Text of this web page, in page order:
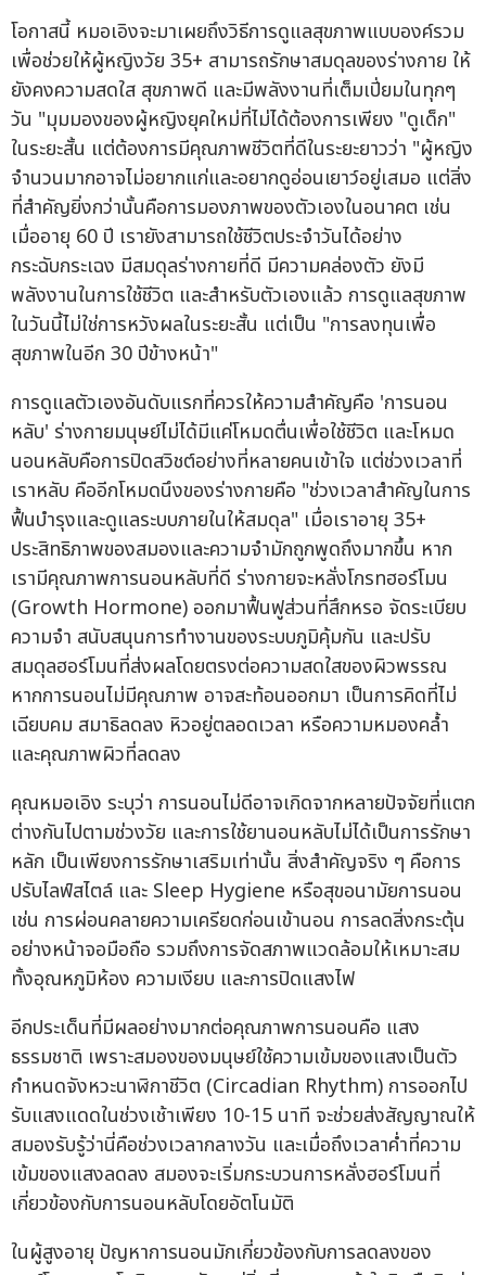
โอกาสนี้ หมอเอิงจะมาเผยถึงวิธีการดูแลสุขภาพแบบองค์รวม
เพื่อช่วยให้ผู้หญิงวัย 35+ สามารถรักษาสมดุลของร่างกาย ให้
ยังคงความสดใส สุขภาพดี และมีพลังงานที่เต็มเปี่ยมในทุกๆ
วัน "มุมมองของผู้หญิงยุคใหม่ที่ไม่ได้ต้องการเพียง "ดูเด็ก"
ในระยะสั้น แต่ต้องการมีคุณภาพชีวิตที่ดีในระยะยาวว่า "ผู้หญิง
จำนวนมากอาจไม่อยากแก่และอยากดูอ่อนเยาว์อยู่เสมอ แต่สิ่ง
ที่สำคัญยิ่งกว่านั้นคือการมองภาพของตัวเองในอนาคต เช่น
เมื่ออายุ 60 ปี เรายังสามารถใช้ชีวิตประจำวันได้อย่าง
กระฉับกระเฉง มีสมดุลร่างกายที่ดี มีความคล่องตัว ยังมี
พลังงานในการใช้ชีวิต และสำหรับตัวเองแล้ว การดูแลสุขภาพ
ในวันนี้ไม่ใช่การหวังผลในระยะสั้น แต่เป็น "การลงทุนเพื่อ
สุขภาพในอีก 30 ปีข้างหน้า"
การดูแลตัวเองอันดับแรกที่ควรให้ความสำคัญคือ 'การนอน
หลับ' ร่างกายมนุษย์ไม่ได้มีแค่โหมดตื่นเพื่อใช้ชีวิต และโหมด
นอนหลับคือการปิดสวิชต์อย่างที่หลายคนเข้าใจ แต่ช่วงเวลาที่
เราหลับ คืออีกโหมดนึงของร่างกายคือ "ช่วงเวลาสำคัญในการ
ฟื้นบำรุงและดูแลระบบภายในให้สมดุล" เมื่อเราอายุ 35+
ประสิทธิภาพของสมองและความจำมักถูกพูดถึงมากขึ้น หาก
เรามีคุณภาพการนอนหลับที่ดี ร่างกายจะหลั่งโกรทฮอร์โมน
(Growth Hormone) ออกมาฟื้นฟูส่วนที่สึกหรอ จัดระเบียบ
ความจำ สนับสนุนการทำงานของระบบภูมิคุ้มกัน และปรับ
สมดุลฮอร์โมนที่ส่งผลโดยตรงต่อความสดใสของผิวพรรณ
หากการนอนไม่มีคุณภาพ อาจสะท้อนออกมา เป็นการคิดที่ไม่
เฉียบคม สมาธิลดลง หิวอยู่ตลอดเวลา หรือความหมองคล้ำ
และคุณภาพผิวที่ลดลง
คุณหมอเอิง ระบุว่า การนอนไม่ดีอาจเกิดจากหลายปัจจัยที่แตก
ต่างกันไปตามช่วงวัย และการใช้ยานอนหลับไม่ได้เป็นการรักษา
หลัก เป็นเพียงการรักษาเสริมเท่านั้น สิ่งสำคัญจริง ๆ คือการ
ปรับไลฟ์สไตล์ และ Sleep Hygiene หรือสุขอนามัยการนอน
เช่น การผ่อนคลายความเครียดก่อนเข้านอน การลดสิ่งกระตุ้น
อย่างหน้าจอมือถือ รวมถึงการจัดสภาพแวดล้อมให้เหมาะสม
ทั้งอุณหภูมิห้อง ความเงียบ และการปิดแสงไฟ
อีกประเด็นที่มีผลอย่างมากต่อคุณภาพการนอนคือ แสง
ธรรมชาติ เพราะสมองของมนุษย์ใช้ความเข้มของแสงเป็นตัว
กำหนดจังหวะนาฬิกาชีวิต (Circadian Rhythm) การออกไป
รับแสงแดดในช่วงเช้าเพียง 10-15 นาที จะช่วยส่งสัญญาณให้
สมองรับรู้ว่านี่คือช่วงเวลากลางวัน และเมื่อถึงเวลาค่ำที่ความ
เข้มของแสงลดลง สมองจะเริ่มกระบวนการหลั่งฮอร์โมนที่
เกี่ยวข้องกับการนอนหลับโดยอัตโนมัติ
ในผู้สูงอายุ ปัญหาการนอนมักเกี่ยวข้องกับการลดลงของ